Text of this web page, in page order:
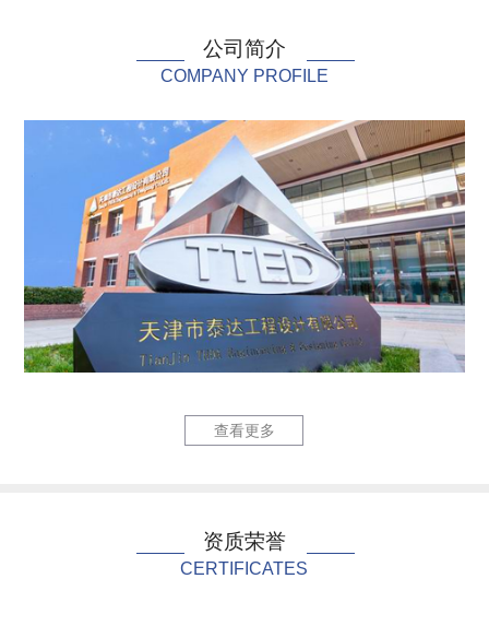
六里庄220kV输变... 泰达国际
公司简介
COMPANY PROFILE
查看更多
资质荣誉
CERTIFICATES